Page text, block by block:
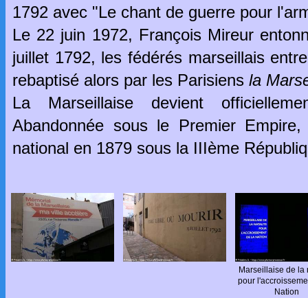
1792 avec "Le chant de guerre pour
Le 22 juin 1972, François Mireur
juillet 1792, les fédérés marseillais
rebaptisé alors par les Parisiens la
La Marseillaise devient
Abandonnée sous le Premier
national en 1879 sous la IIIème
Marseillaise de la
pour
Nation